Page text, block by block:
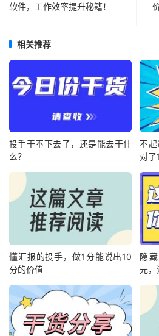
软件，工作效率提升秘籍！
相关推荐
投手干不下去了，还是能去干什
么？
不
对了
懂汇报的投手，做1分能说出10
分的价值
隐
元，